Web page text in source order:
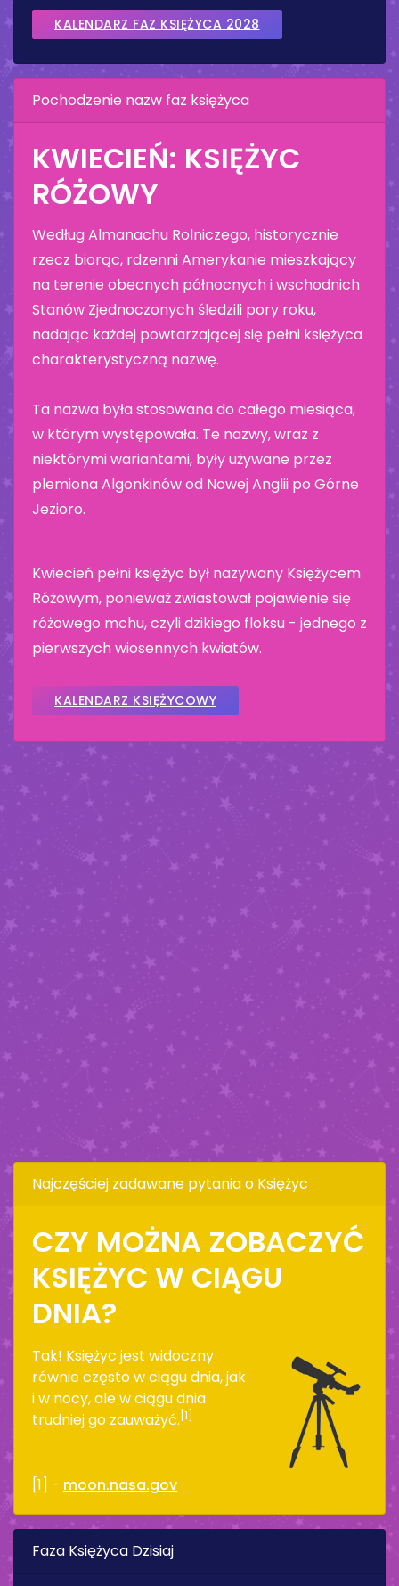
KALENDARZ FAZ KSIĘŻYCA 2028
Pochodzenie nazw faz księżyca
KWIECIEŃ: KSIĘŻYC
RÓŻOWY
Według Almanachu Rolniczego, historycznie
rzecz biorąc, rdzenni Amerykanie mieszkający
na terenie obecnych północnych i wschodnich
Stanów Zjednoczonych śledzili pory roku,
nadając każdej powtarzającej się pełni księżyca
charakterystyczną nazwę.
Ta nazwa była stosowana do całego miesiąca,
w którym występowała. Te nazwy, wraz z
niektórymi wariantami, były używane przez
plemiona Algonkinów od Nowej Anglii po Górne
Jezioro.
Kwiecień pełni księżyc był nazywany Księżycem
Różowym, ponieważ zwiastował pojawienie się
różowego mchu, czyli dzikiego floksu - jednego z
pierwszych wiosennych kwiatów.
KALENDARZ KSIĘŻYCOWY
Najczęściej zadawane pytania o Księżyc
CZY MOŻNA ZOBACZYĆ
KSIĘŻYC W CIĄGU
DNIA?
Tak! Księżyc jest widoczny
równie często w ciągu dnia, jak
i w nocy, ale w ciągu dnia
trudniej go zauważyć. [1]
[1] - moon.nasa.gov
Faza Księżyca Dzisiaj